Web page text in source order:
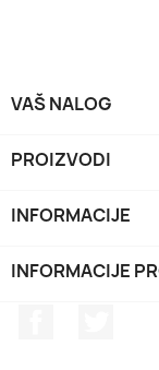
VAŠ NALOG
PROIZVODI
INFORMACIJE
INFORMACIJE